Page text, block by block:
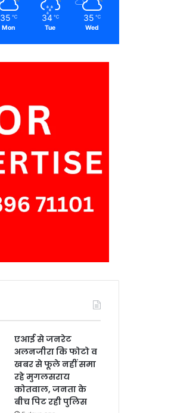
35 ℃
Mon
34 ℃
Tue
35 ℃
Wed
एआई से जनरेट
अलनजीरा कि फोटो व
खबर से फूले नहीं समा
रहे मुगलसराय
कोतवाल, जनता के
बीच पिट रही पुलिस